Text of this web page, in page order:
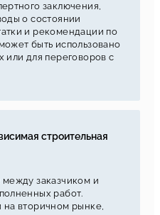
заключения,
о состоянии
и рекомендации по
быть использовано
или для переговоров с
строительная
заказчиком и
работ.
вторичном рынке,